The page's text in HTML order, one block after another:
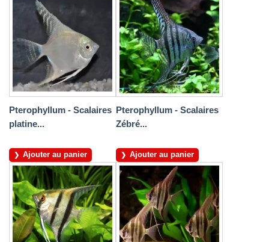
Pterophyllum - Scalaires
platine...
Ajouter au panier
Pterophyllum - Scalaires
Zébré...
Ajouter au panier